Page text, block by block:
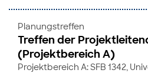
Planungstreffen
Treffen der
(Projektbereich A)
Projektbereich A: SFB 1342,